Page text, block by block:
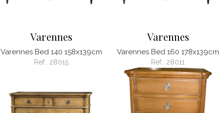
Varennes
Varennes Bed 140 158x139cm
Ref.: 28015
Varennes
Varennes Bed 160 178x139cm
Ref.: 28011